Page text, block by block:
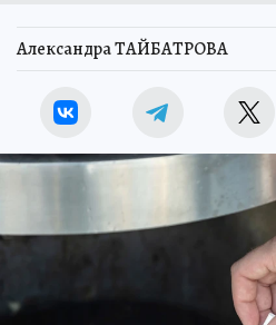
Александра ТАЙБАТРОВА